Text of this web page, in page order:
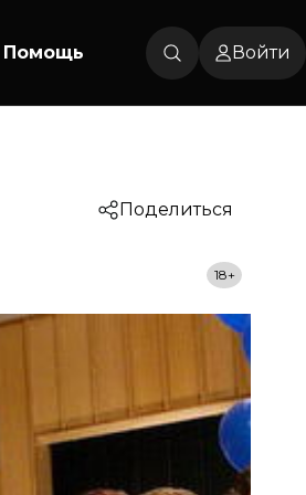
Помощь Войти
Поделиться
18+